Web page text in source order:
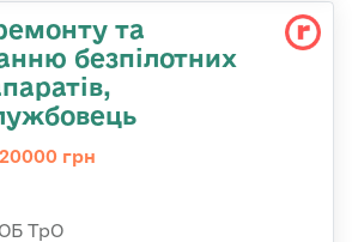
та
безпілотних
грн
ТрО